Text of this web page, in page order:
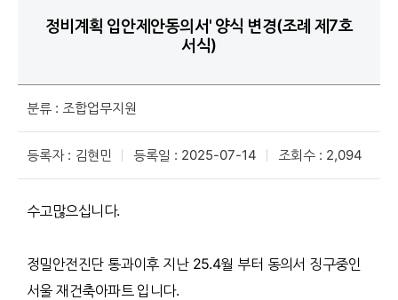
정비계획 입안제안동의서' 양식 변경(조례 제7호
서식)
분류 : 조합업무지원
등록자 : 김현민 등록일 : 2025-07-14 조회수 : 2,094
수고많으십니다.
정밀안전진단 통과이후 지난 25.4월 부터 동의서 징구중인
서울 재건축아파트 입니다.